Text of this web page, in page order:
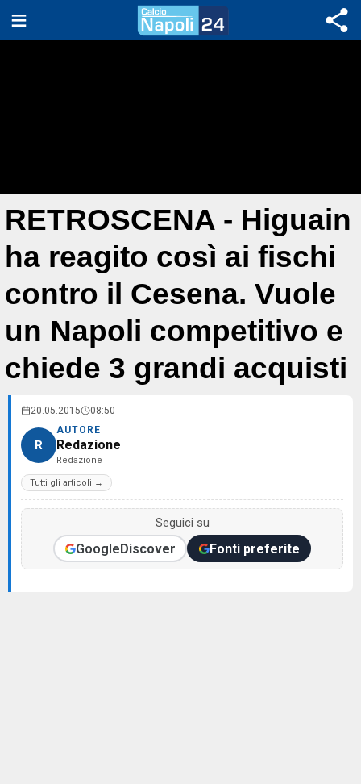
RETROSCENA - Higuain
ha reagito così ai fischi
contro il Cesena. Vuole
un Napoli competitivo e
chiede 3 grandi acquisti
20.05.2015 08:50
R
AUTORE
Redazione
Redazione
Tutti gli articoli →
Seguici su
GoogleDiscover Fonti preferite